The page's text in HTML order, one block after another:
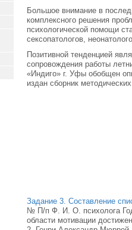
Большое внимание в
комплексного решения
психологической помощи
сексопатологов,
Позитивной тенденцией
сопровождения работы
«Индиго» г. Уфы обобщен
издан сборник
Задание 3. Составление
№ П/п Ф. И. О. психолога
области мотивации